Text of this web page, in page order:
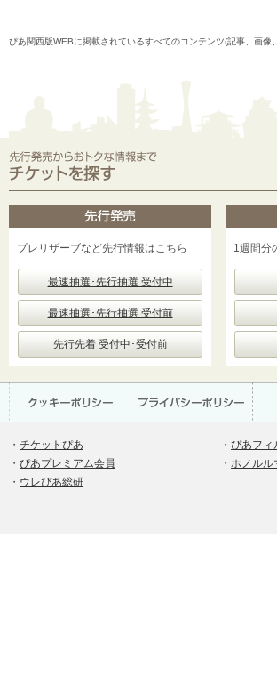
ぴあ関西版WEBに掲載されているすべてのコンテンツ(記事、画
プレリザーブなど先行情報はこちら
最速抽選･先行抽選 受付中
最速抽選･先行抽選 受付前
先行先着 受付中･受付前
1週間分
・ チケットぴあ
・ ぴあプレミアム会員
・ ウレぴあ総研
・ ぴあフィ
・ ホノルル